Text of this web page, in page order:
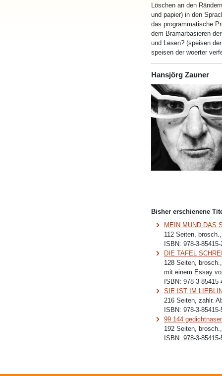
Löschen an den
und papier) in den
das programmatische
dem Bramarbasieren
und Lesen? (speisen
speisen der woerter
Hansjörg Zauner
Bisher erschienene
MEIN MUND DAS
112 Seiten,
ISBN: 978-3-85415-
DIE TAFEL
128 Seiten,
mit einem Essay
ISBN: 978-3-85415-
SIE IST IM
216 Seiten, zahlr.
ISBN: 978-3-85415-
99.144
192 Seiten,
ISBN: 978-3-85415-